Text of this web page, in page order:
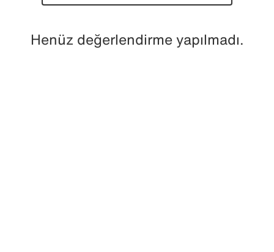
Henüz değerlendirme yapılmadı.